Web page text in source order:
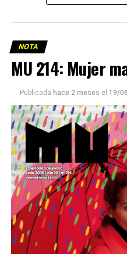
Este número 215 de MU
podría ser una frase:
Sin
Descargar la Mu en
NOTA
MU 214: Mujer
Publicada hace 2 meses el 19/